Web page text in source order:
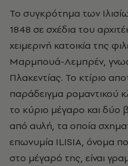
Το συγκρότημα των Ιλισίων χτίστηκε μεταξύ 1840 και
1848 σε σχέδια του
χειμερινή κατοικία της
Μαρμπουά-Λεμπρέν,
Πλακεντίας. Το κτίριο
παράδειγμα ρομαντικού
το κύριο μέγαρο και δύο
από αυλή, τα οποία
επωνυμία ILISIA, όνομα
στο μέγαρό της, είναι